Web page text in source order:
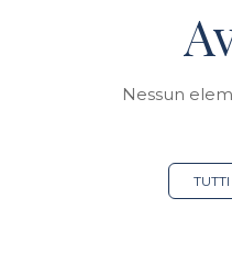
Nessun